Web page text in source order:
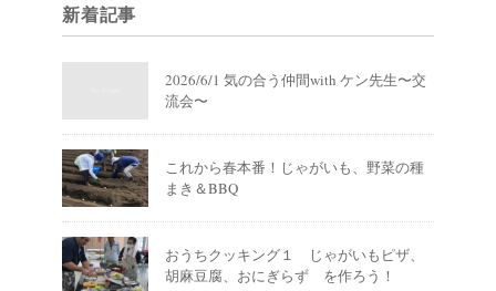
新着記事
2026/6/1 気の合う仲間with ケン先生〜交
流会〜
これから春本番！じゃがいも、野菜の種
まき＆BBQ
おうちクッキング１ じゃがいもピザ、
胡麻豆腐、おにぎらず を作ろう！